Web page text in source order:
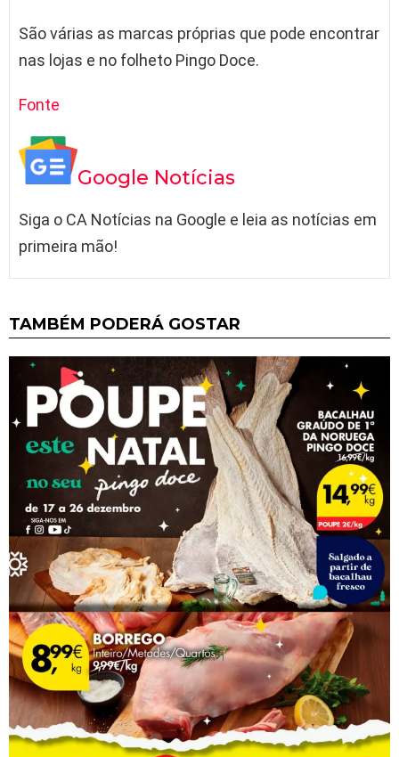
São várias as marcas próprias que pode encontrar
nas lojas e no folheto Pingo Doce.
Fonte
Google Notícias
Siga o CA Notícias na Google e leia as notícias em
primeira mão!
TAMBÉM PODERÁ GOSTAR